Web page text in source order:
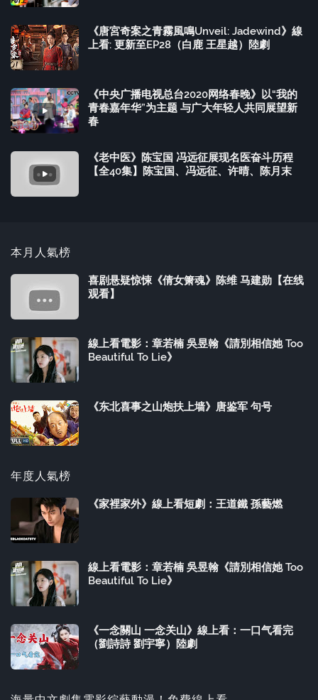
《唐宮奇案之青霧風鳴Unveil: Jadewind》線
上看: 更新至EP28（白鹿 王星越）陸劇
《中央广播电视总台2020网络春晚》以“我的
青春嘉年华”为主题 与广大年轻人共同展望新
春
《老中医》陈宝国 冯远征展现名医奋斗历程
【全40集】陈宝国、冯远征、许晴、陈月末
本月人氣榜
喜剧悬疑惊悚《倩女箫魂》陈维 马建勋【在线
观看】
線上看電影：章若楠 吳昱翰《請別相信她 Too
Beautiful To Lie》
《东北喜事之山炮扶上墙》唐鉴军 句号
年度人氣榜
《家裡家外》線上看短劇：王道鐵 孫藝燃
線上看電影：章若楠 吳昱翰《請別相信她 Too
Beautiful To Lie》
《一念關山 一念关山》線上看：一口气看完
（劉詩詩 劉宇寧）陸劇